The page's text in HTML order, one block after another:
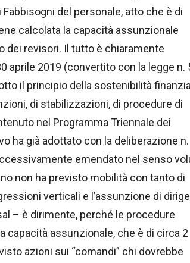
del personale, atto che è di
calcolata la capacità assunzionale
dei revisori. Il tutto è chiaramente
aprile 2019 (convertito con la legge n.
il principio della sostenibilità
di stabilizzazioni, di procedure di
nel Programma Triennale dei
ha già adottato con la deliberazione n.
emendato nel senso
non ha previsto mobilità con tanto di
verticali e l’assunzione di
– è dirimente, perché le procedure
assunzionale, che è di circa 2
azioni sui “comandi” chi dovrebbe